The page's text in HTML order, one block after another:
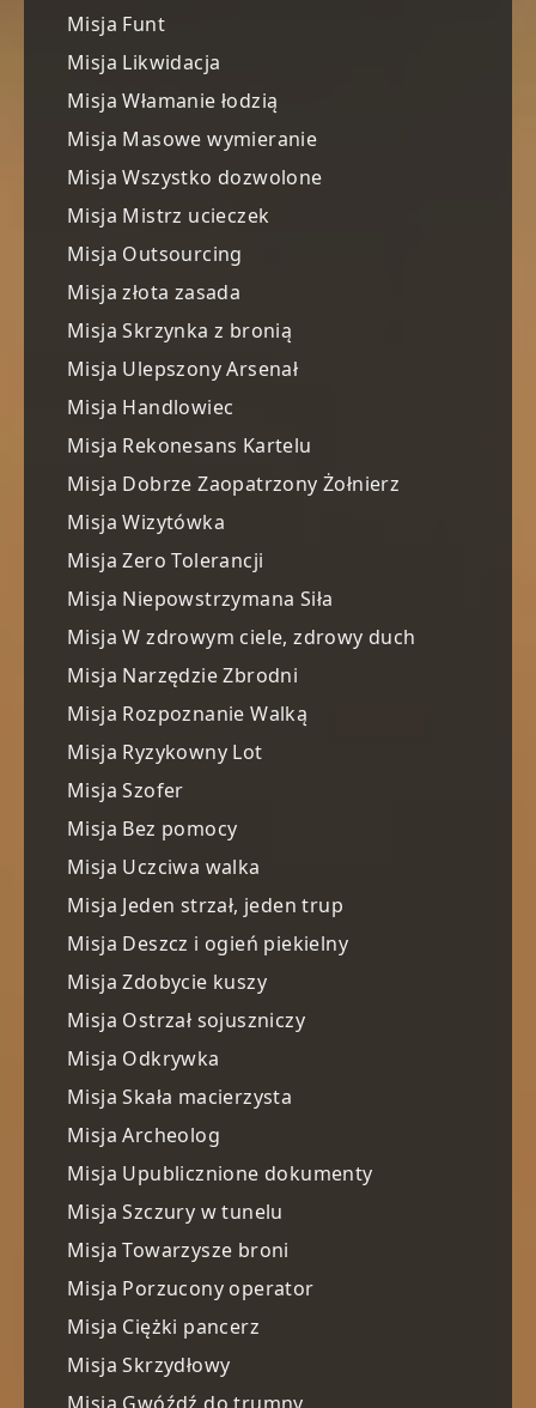
Misja Funt
Misja Likwidacja
Misja Włamanie łodzią
Misja Masowe wymieranie
Misja Wszystko dozwolone
Misja Mistrz ucieczek
Misja Outsourcing
Misja złota zasada
Misja Skrzynka z bronią
Misja Ulepszony Arsenał
Misja Handlowiec
Misja Rekonesans Kartelu
Misja Dobrze Zaopatrzony Żołnierz
Misja Wizytówka
Misja Zero Tolerancji
Misja Niepowstrzymana Siła
Misja W zdrowym ciele, zdrowy duch
Misja Narzędzie Zbrodni
Misja Rozpoznanie Walką
Misja Ryzykowny Lot
Misja Szofer
Misja Bez pomocy
Misja Uczciwa walka
Misja Jeden strzał, jeden trup
Misja Deszcz i ogień piekielny
Misja Zdobycie kuszy
Misja Ostrzał sojuszniczy
Misja Odkrywka
Misja Skała macierzysta
Misja Archeolog
Misja Upublicznione dokumenty
Misja Szczury w tunelu
Misja Towarzysze broni
Misja Porzucony operator
Misja Ciężki pancerz
Misja Skrzydłowy
Misja Gwóźdź do trumny